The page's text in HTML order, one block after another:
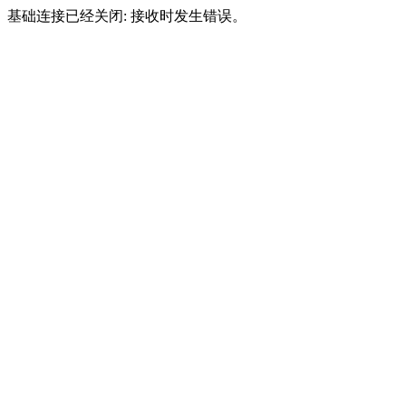
基础连接已经关闭: 接收时发生错误。